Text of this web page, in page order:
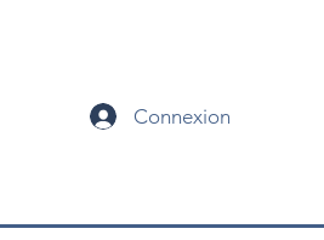
Connexion